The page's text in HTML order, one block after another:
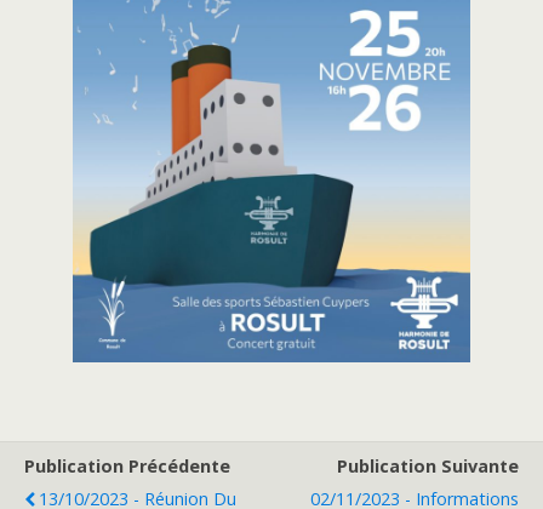
Publication Précédente
13/10/2023 - Réunion Du
Publication Suivante
02/11/2023 - Informations